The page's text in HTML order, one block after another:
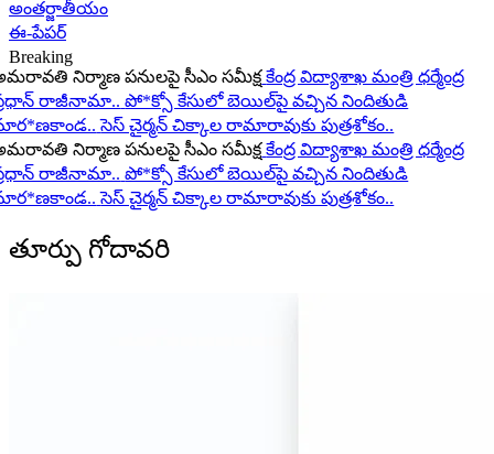
అంతర్జాతీయం
ఈ-పేపర్
Breaking
నిర్మాణ పనులపై సీఎం సమీక్ష కేంద్ర విద్యాశాఖ మంత్రి ధర్మేంద్ర
రాజీనామా.. పో*క్సో కేసులో బెయిల్‌పై వచ్చిన నిందితుడి
సెస్ చైర్మన్ చిక్కాల రామారావుకు పుత్రశోకం..
నిర్మాణ పనులపై సీఎం సమీక్ష కేంద్ర విద్యాశాఖ మంత్రి ధర్మేంద్ర
రాజీనామా.. పో*క్సో కేసులో బెయిల్‌పై వచ్చిన నిందితుడి
సెస్ చైర్మన్ చిక్కాల రామారావుకు పుత్రశోకం..
తూర్పు గోదావరి